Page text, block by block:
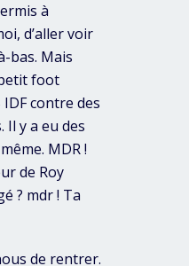
à
d’aller voir
bas. Mais
foot
contre des
Il y a eu des
MDR !
de Roy
? mdr ! Ta
de rentrer.